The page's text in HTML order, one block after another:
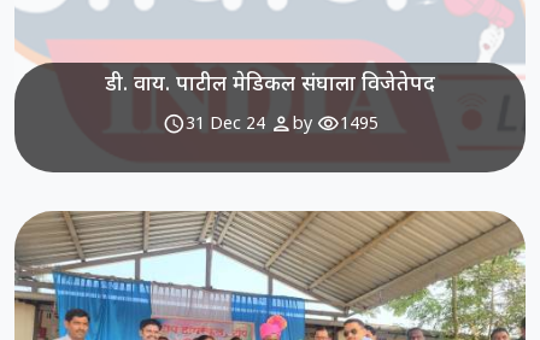
डी. वाय. पाटील मेडिकल संघाला विजेतेपद
schedule31 Dec 24 personby visibility1495